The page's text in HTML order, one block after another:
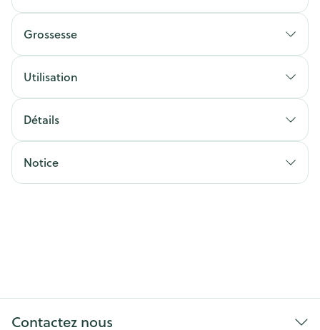
Grossesse
Utilisation
Détails
Notice
Contactez nous